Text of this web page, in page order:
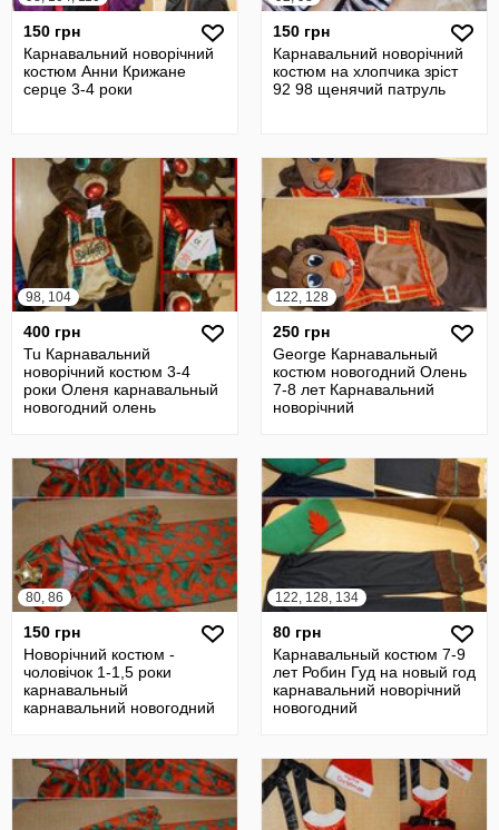
150 грн
Карнавальний новорічний
костюм Анни Крижане
серце 3-4 роки
150 грн
Карнавальний новорічний
костюм на хлопчика зріст
92 98 щенячий патруль
98, 104
400 грн
Tu Карнавальний
новорічний костюм 3-4
роки Оленя карнавальный
новогодний олень
122, 128
250 грн
George Карнавальный
костюм новогодний Олень
7-8 лет Карнавальний
новорічний
80, 86
150 грн
Новорічний костюм -
чоловічок 1-1,5 роки
карнавальный
карнавальний новогодний
122, 128, 134
80 грн
Карнавальный костюм 7-9
лет Робин Гуд на новый год
карнавальний новорічний
новогодний